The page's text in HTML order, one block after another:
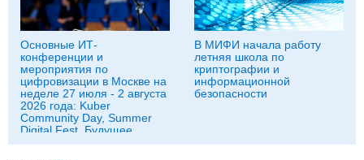
Основные ИТ-
конференции и
мероприятия по
цифровизации в Москве на
неделе 27 июля - 2 августа
2026 года: Kuber
Community Day, Summer
Digital Fest, Будущее
исследований в
В МИФИ начала работу
летняя школа по
криптографии и
информационной
безопасности